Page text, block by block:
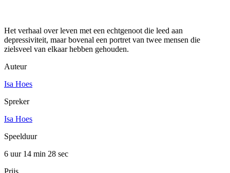
Het verhaal over leven met een echtgenoot die leed aan
depressiviteit, maar bovenal een portret van twee mensen die
zielsveel van elkaar hebben gehouden.
Auteur
Isa Hoes
Spreker
Isa Hoes
Speelduur
6 uur 14 min 28 sec
Prijs